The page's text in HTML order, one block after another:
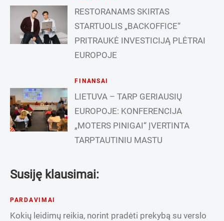
RESTORANAMS SKIRTAS
STARTUOLIS „BACKOFFICE“
PRITRAUKĖ INVESTICIJĄ PLĖTRAI
EUROPOJE
FINANSAI
LIETUVA – TARP GERIAUSIŲ
EUROPOJE: KONFERENCIJA
„MOTERS PINIGAI“ ĮVERTINTA
TARPTAUTINIU MASTU
Susiję klausimai:
PARDAVIMAI
Kokių leidimų reikia, norint pradėti prekybą su verslo